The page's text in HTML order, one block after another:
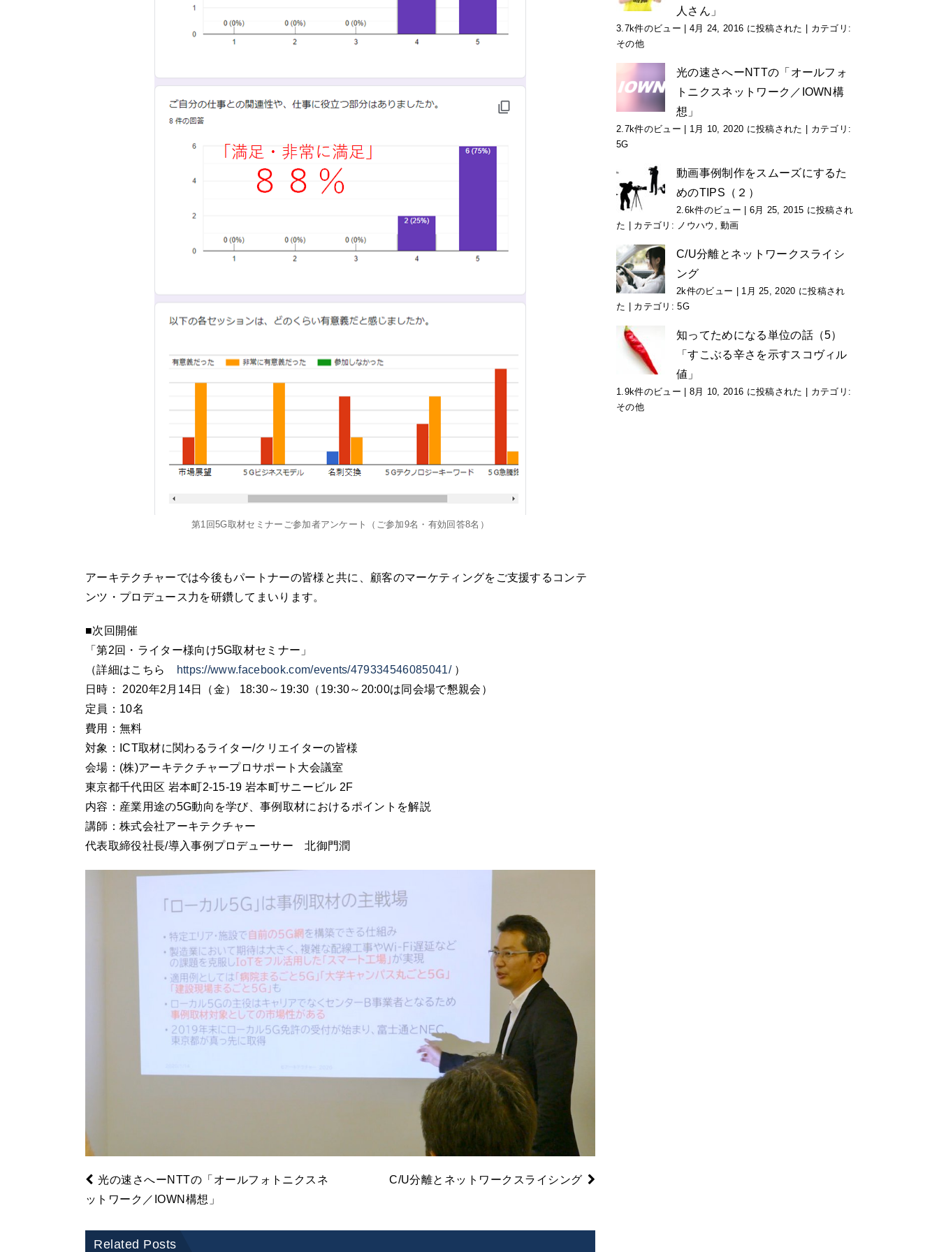
第1回5G取材セミナーご参加者アンケート（ご参加9名・有効回答8名）
アーキテクチャーでは今後もパートナーの皆様と共に、顧客のマーケティングをご支援するコンテ
ンツ・プロデュース力を研鑽してまいります。
■次回開催
「第2回・ライター様向け5G取材セミナー」
（詳細はこちら
https://www.facebook.com/events/479334546085041/）
日時： 2020年2月14日（金） 18:30～19:30（19:30～20:00は同会場で懇親会）
定員：10名
費用：無料
対象：ICT取材に関わるライター/クリエイターの皆様
会場：(株)アーキテクチャープロサポート大会議室
東京都千代田区 岩本町2-15-19 岩本町サニービル 2F
内容：産業用途の5G動向を学び、事例取材におけるポイントを解説
講師：株式会社アーキテクチャー
代表取締役社長/導入事例プロデューサー 北御門潤
光の速さへーNTTの「オールフォトニクスネ
ットワーク／IOWN構想」
C/U分離とネットワークスライシング
Related Posts
人さん」
3.7k件のビュー 4月 24, 2016 に投稿された
カテゴリ:
その他
光の速さへーNTTの「オールフォ
トニクスネットワーク／IOWN構
想」
2.7k件のビュー 1月 10, 2020 に投稿された
カテゴリ:
5G
動画事例制作をスムーズにするた
めのTIPS（２）
2.6k件のビュー
6月 25, 2015 に投稿され
た
カテゴリ: ノウハウ ,動画
C/U分離とネットワークスライシ
ング
2k件のビュー
1月 25, 2020 に投稿され
た
カテゴリ:5G
知ってためになる単位の話（5）
「すこぶる辛さを示すスコヴィル
値」
1.9k件のビュー 8月 10, 2016 に投稿された
カテゴリ:
その他